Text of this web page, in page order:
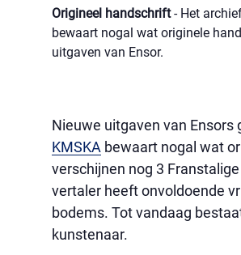
Origineel handschrift- Het
bewaart nogal wat originele
uitgaven van Ensor.
Nieuwe uitgaven van Ensors
KMSKA bewaart nogal wat
verschijnen nog 3
vertaler heeft onvoldoende
bodems. Tot vandaag
kunstenaar.